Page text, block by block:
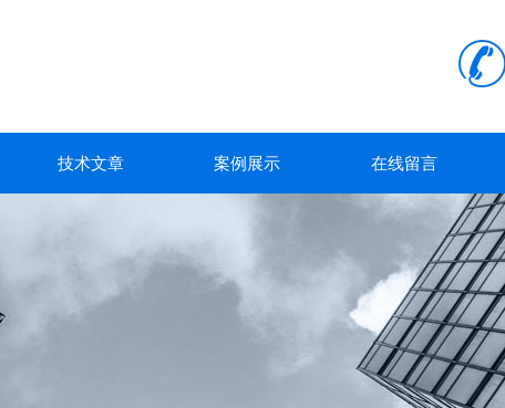
技术文章 案例展示 在线留言